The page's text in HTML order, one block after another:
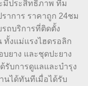
มีประสิทธิภาพ ทีม
าการ ราคาถูก 24ชม
ถบริการที่ติดตั้ง
ทั้งแม่แรงไฮดรอลิก
ยาง และชุดปะยาง
รับการดูแลและบำรุง
นได้ทันทีเมื่อได้รับ